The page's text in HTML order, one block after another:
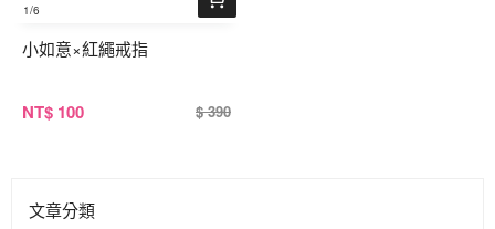
1/6
小如意×紅繩戒指
NT$ 100 $ 390
文章分類